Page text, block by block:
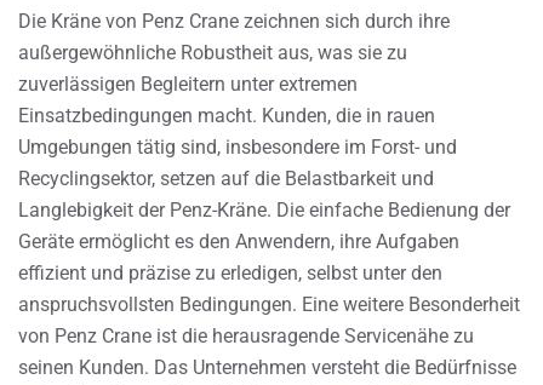
Die Kräne von Penz Crane zeichnen sich durch ihre
außergewöhnliche Robustheit aus, was sie zu
zuverlässigen Begleitern unter extremen
Einsatzbedingungen macht. Kunden, die in rauen
Umgebungen tätig sind, insbesondere im Forst- und
Recyclingsektor, setzen auf die Belastbarkeit und
Langlebigkeit der Penz-Kräne. Die einfache Bedienung der
Geräte ermöglicht es den Anwendern, ihre Aufgaben
effizient und präzise zu erledigen, selbst unter den
anspruchsvollsten Bedingungen. Eine weitere Besonderheit
von Penz Crane ist die herausragende Servicenähe zu
seinen Kunden. Das Unternehmen versteht die Bedürfnisse